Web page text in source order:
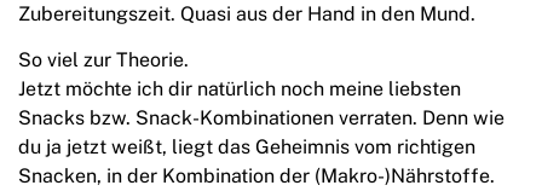
Zubereitungszeit. Quasi aus der Hand in den Mund.
So viel zur Theorie.
Jetzt möchte ich dir natürlich noch meine liebsten
Snacks bzw. Snack-Kombinationen verraten. Denn wie
du ja jetzt weißt, liegt das Geheimnis vom richtigen
Snacken, in der Kombination der (Makro-)Nährstoffe.